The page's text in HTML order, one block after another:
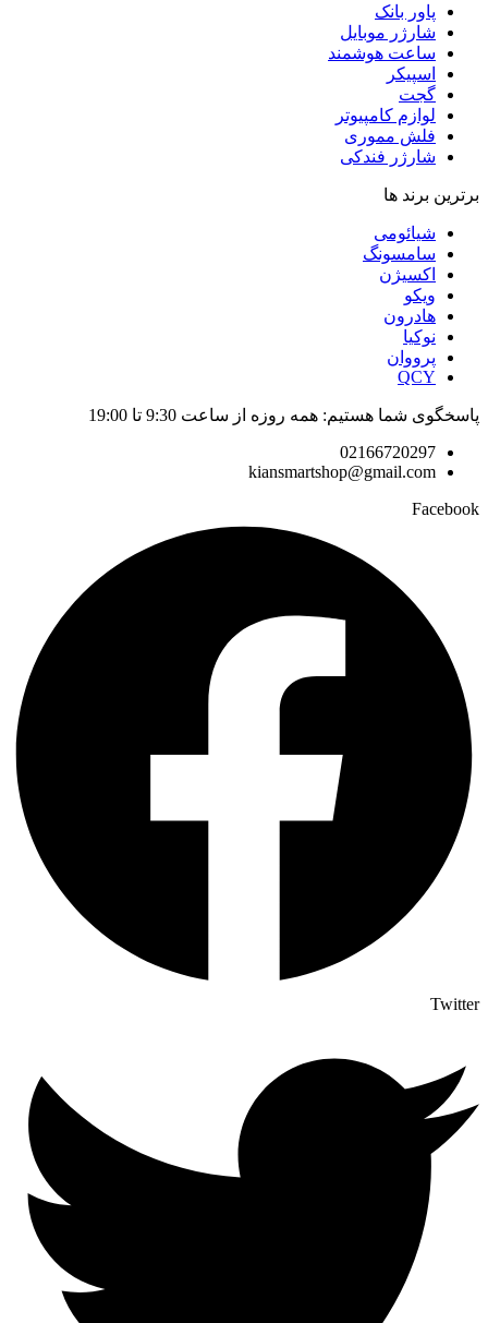
پاور بانک
شارژر موبایل
ساعت هوشمند
اسپیکر
گجت
لوازم کامپیوتر
فلش مموری
شارژر فندکی
برترین برند ها
شیائومی
سامسونگ
اکسیژن
ویکو
هادرون
نوکیا
پرووان
QCY
پاسخگوی شما هستیم: همه روزه از ساعت 9:30 تا 19:00
02166720297
kiansmartshop@gmail.com
Facebook
Twitter